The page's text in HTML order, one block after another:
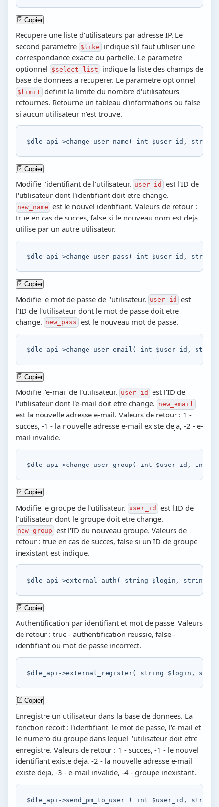
Copier
Recupere une liste d'utilisateurs par adresse IP. Le
second parametre $like indique s'il faut utiliser une
correspondance exacte ou partielle. Le parametre
optionnel $select_list indique la liste des champs de
base de donnees a recuperer. Le parametre optionnel
$limit definit la limite du nombre d'utilisateurs
retournes. Retourne un tableau d'informations ou false
si aucun utilisateur n'est trouve.
$dle_api ->change_user_name ( int $user_id , string
Copier
Modifie l'identifiant de l'utilisateur. user_id est l'ID de
l'utilisateur dont l'identifiant doit etre change.
new_name est le nouvel identifiant. Valeurs de retour :
true en cas de succes, false si le nouveau nom est deja
utilise par un autre utilisateur.
$dle_api ->change_user_pass ( int $user_id , string
Copier
Modifie le mot de passe de l'utilisateur. user_id est
l'ID de l'utilisateur dont le mot de passe doit etre
change. new_pass est le nouveau mot de passe.
$dle_api ->change_user_email ( int $user_id , string
Copier
Modifie l'e-mail de l'utilisateur. user_id est l'ID de
l'utilisateur dont l'e-mail doit etre change. new_email
est la nouvelle adresse e-mail. Valeurs de retour : 1 -
succes, -1 - la nouvelle adresse e-mail existe deja, -2 - e-
mail invalide.
$dle_api ->change_user_group ( int $user_id , int
Copier
Modifie le groupe de l'utilisateur. user_id est l'ID de
l'utilisateur dont le groupe doit etre change.
new_group est l'ID du nouveau groupe. Valeurs de
retour : true en cas de succes, false si un ID de groupe
inexistant est indique.
$dle_api ->external_auth ( string $login , string
Copier
Authentification par identifiant et mot de passe. Valeurs
de retour : true - authentification reussie, false -
identifiant ou mot de passe incorrect.
$dle_api ->external_register( string $login ,
Copier
Enregistre un utilisateur dans la base de donnees. La
fonction recoit : l'identifiant, le mot de passe, l'e-mail et
le numero du groupe dans lequel l'utilisateur doit etre
enregistre. Valeurs de retour : 1 - succes, -1 - le nouvel
identifiant existe deja, -2 - la nouvelle adresse e-mail
existe deja, -3 - e-mail invalide, -4 - groupe inexistant.
$dle_api ->send_pm_to_user ( int $user_id , string